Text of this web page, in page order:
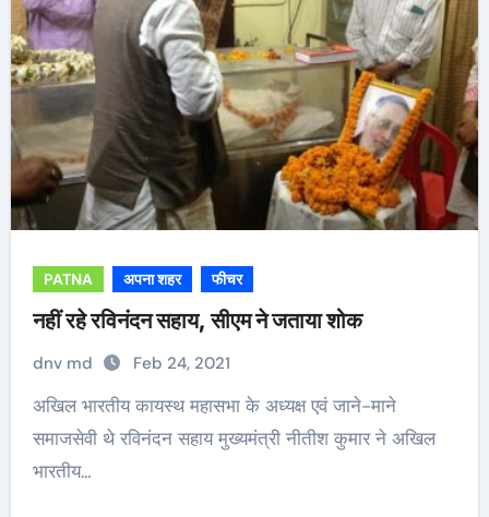
PATNA अपना शहर फीचर
नहीं रहे रविनंदन सहाय, सीएम ने जताया शोक
dnv md Feb 24, 2021
अखिल भारतीय कायस्थ महासभा के अध्यक्ष एवं जाने-माने
समाजसेवी थे रविनंदन सहाय मुख्यमंत्री नीतीश कुमार ने अखिल
भारतीय…